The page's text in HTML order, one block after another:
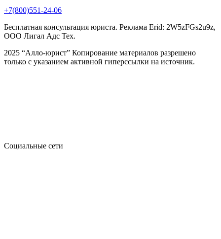
+7(800)551-24-06
Бесплатная консультация юриста. Реклама Erid: 2W5zFGs2u9z,
ООО Лигал Адс Тех.
2025 “Алло-юрист” Копирование материалов разрешено
только с указанием активной гиперссылки на источник.
Социальные сети